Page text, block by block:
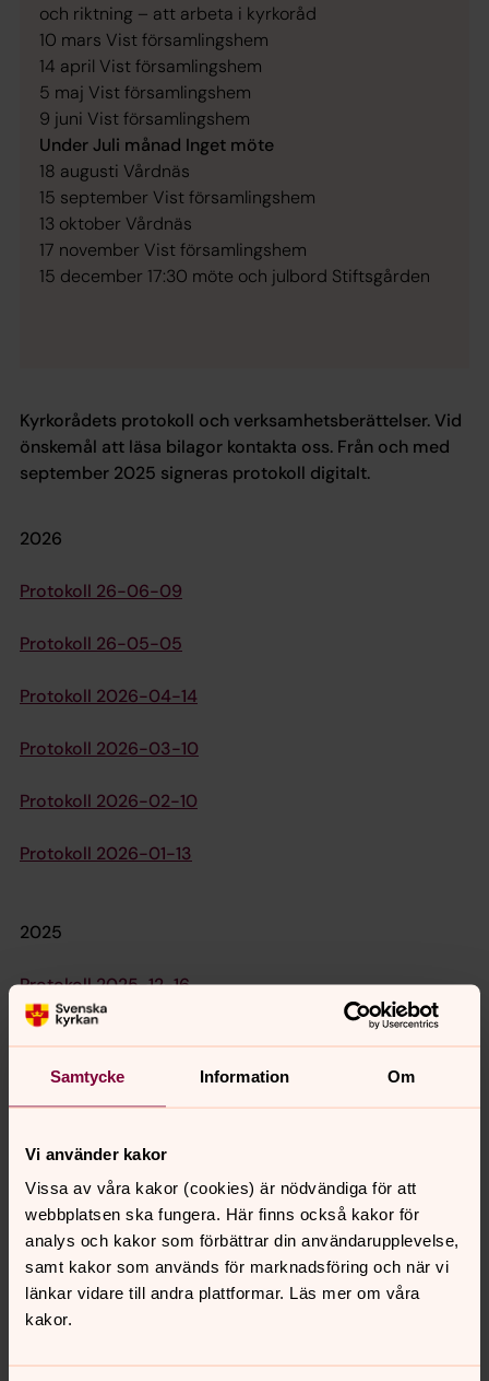
Samtycke Information Om
Vi använder kakor
Vissa av våra kakor (cookies) är nödvändiga för att
webbplatsen ska fungera. Här finns också kakor för
analys och kakor som förbättrar din användarupplevelse,
samt kakor som används för marknadsföring och när vi
länkar vidare till andra plattformar. Läs mer om våra
kakor.
och riktning – att arbeta i kyrkoråd
10 mars Vist församlingshem
14 april Vist församlingshem
5 maj Vist församlingshem
9 juni Vist församlingshem
Under Juli månad Inget möte
18 augusti Vårdnäs
15 september Vist församlingshem
13 oktober Vårdnäs
17 november Vist församlingshem
15 december 17:30 möte och julbord Stiftsgården
Kyrkorådets protokoll och verksamhetsberättelser. Vid
önskemål att läsa bilagor kontakta oss. Från och med
september 2025 signeras protokoll digitalt.
2026
Protokoll 26-06-09
Protokoll 26-05-05
Protokoll 2026-04-14
Protokoll 2026-03-10
Protokoll 2026-02-10
Protokoll 2026-01-13
2025
Protokoll 2025-12-16
Protokoll 25-10-14
Protokoll 25-08-19
Protokoll 25-06-17
Protokoll 25-05-06